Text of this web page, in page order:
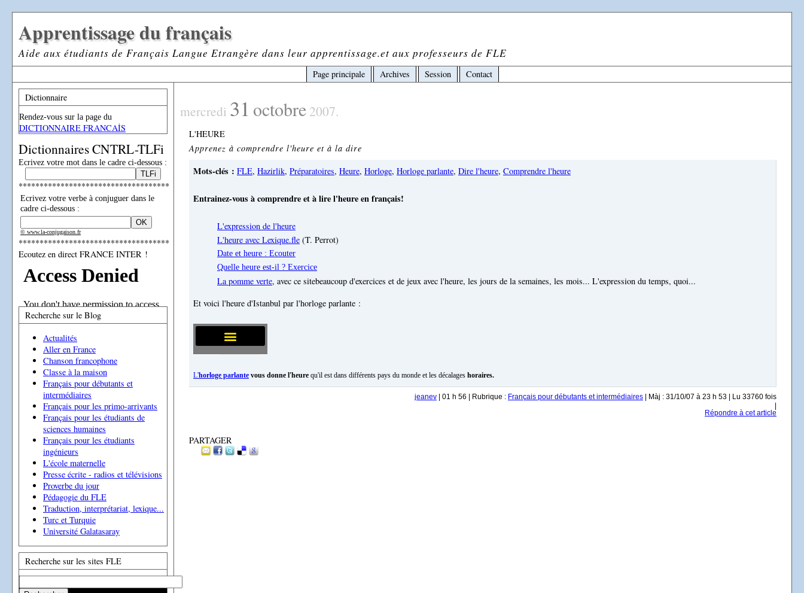
Apprentissage du français
Aide aux étudiants de Français Langue Etrangère dans leur apprentissage.et aux professeurs de FLE
Page principale Archives Session Contact
Dictionnaire
Rendez-vous sur la page du
DICTIONNAIRE FRANCAİS
Dictionnaires CNTRL-TLFi
Ecrivez votre mot dans le cadre ci-dessous :
************************************
Ecrivez votre verbe à conjuguer dans le
cadre ci-dessous :
© www.la-conjugaison.fr
************************************
Ecoutez en direct FRANCE INTER !
Recherche sur le Blog
Actualités
Aller en France
Chanson francophone
Classe à la maison
Français pour débutants et
intermédiaires
Français pour les primo-arrivants
Français pour les étudiants de
sciences humaines
Français pour les étudiants
ingénieurs
L'école maternelle
Presse écrite - radios et télévisions
Proverbe du jour
Pédagogie du FLE
Traduction, interprétariat, lexique...
Turc et Turquie
Université Galatasaray
Recherche sur les sites FLE
mercredi 31 octobre 2007.
L'HEURE
Apprenez à comprendre l'heure et à la dire
Mots-clés : FLE, Hazirlik, Préparatoires, Heure, Horloge, Horloge parlante, Dire l'heure, Comprendre l'heure
Entrainez-vous à comprendre et à lire l'heure en français!
L'expression de l'heure
L'heure avec Lexique.fle (T. Perrot)
Date et heure : Ecouter
Quelle heure est-il ? Exercice
La pomme verte, avec ce sitebeaucoup d'exercices et de jeux avec l'heure, les jours de la semaines, les mois... L'expression du temps, quoi...
Et voici l'heure d'Istanbul par l'horloge parlante :
L'horloge parlante vous donne l'heure qu'il est dans différents pays du monde et les décalages horaires.
jeanev | 01 h 56 | Rubrique : Français pour débutants et intermédiaires | Màj : 31/10/07 à 23 h 53 | Lu 33760 fois
Répondre à cet article
PARTAGER